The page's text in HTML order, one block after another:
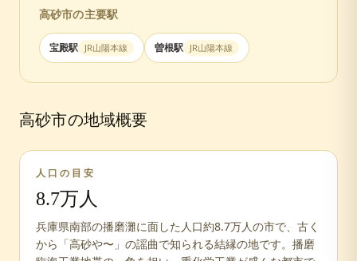
高砂市の主要駅
宝殿駅 JR山陽本線 曽根駅 JR山陽本線
高砂市の地域概要
人口の目安
8.7万人
兵庫県南部の播磨灘に面した人口約8.7万人の市で、古く
から「高砂や〜」の謡曲で知られる結縁の地です。播磨